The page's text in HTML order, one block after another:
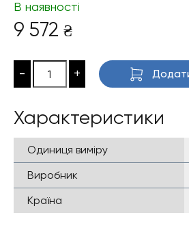
В наявності
9 572 ₴
- +
Характеристики
Одиниця виміру
Виробник
Країна